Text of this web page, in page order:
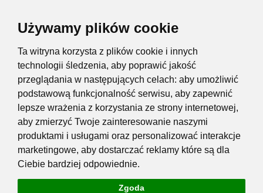
Używamy plików cookie
Ta witryna korzysta z plików cookie i innych
technologii śledzenia, aby poprawić jakość
przeglądania w następujących celach: aby umożliwić
podstawową funkcjonalność serwisu, aby zapewnić
lepsze wrażenia z korzystania ze strony internetowej,
aby zmierzyć Twoje zainteresowanie naszymi
produktami i usługami oraz personalizować interakcje
marketingowe, aby dostarczać reklamy które są dla
Ciebie bardziej odpowiednie.
Zgoda